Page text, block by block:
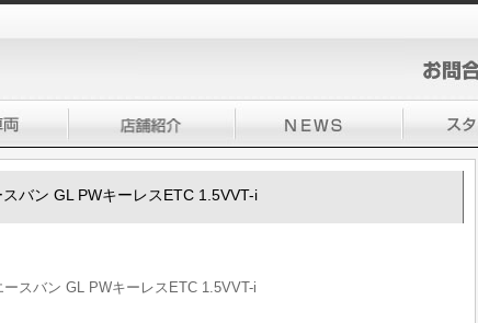
バン GL PWキーレスETC 1.5VVT-i
スバン GL PWキーレスETC 1.5VVT-i